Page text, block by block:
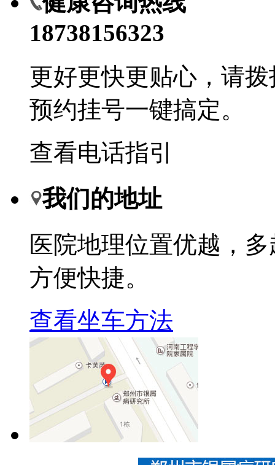
18738156323
更好更快更贴心，请
预约挂号一键搞定。
查看电话指引
我们的地址
医院地理位置优越，
方便快捷。
查看坐车方法